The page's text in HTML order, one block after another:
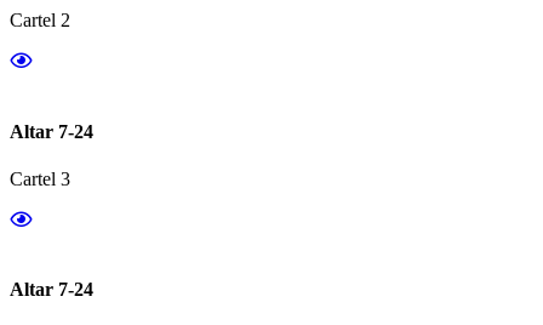
Cartel 2
Altar 7-24
Cartel 3
Altar 7-24